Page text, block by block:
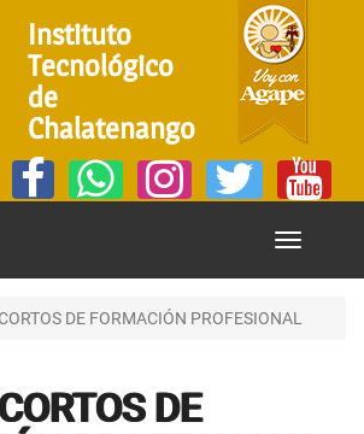
Instituto
Tecnológico
de
Chalatenango
Mostrar
DE FORMACIÓN PROFESIONAL
DE